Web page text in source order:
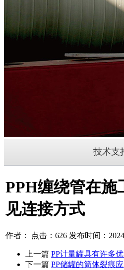
技术支
PPH缠绕管在施
见连接方式
作者： 点击：626 发布时间：
上一篇 PP计量罐具有许多
下一篇 PP储罐的筒体裂痕